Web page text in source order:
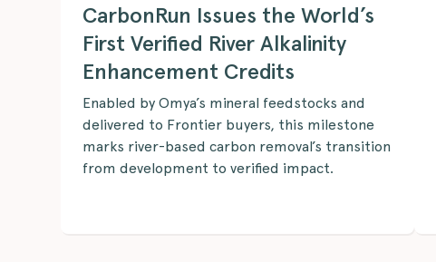
CarbonRun Issues the World’s
First Verified River Alkalinity
Enhancement Credits
Enabled by Omya’s mineral feedstocks and
delivered to Frontier buyers, this milestone
marks river-based carbon removal’s transition
from development to verified impact.